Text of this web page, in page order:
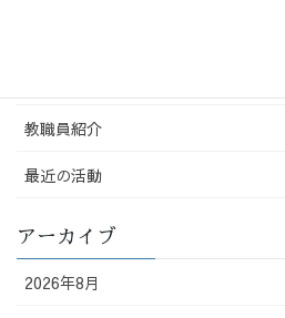
教職員紹介
最近の活動
アーカイブ
2026年8月